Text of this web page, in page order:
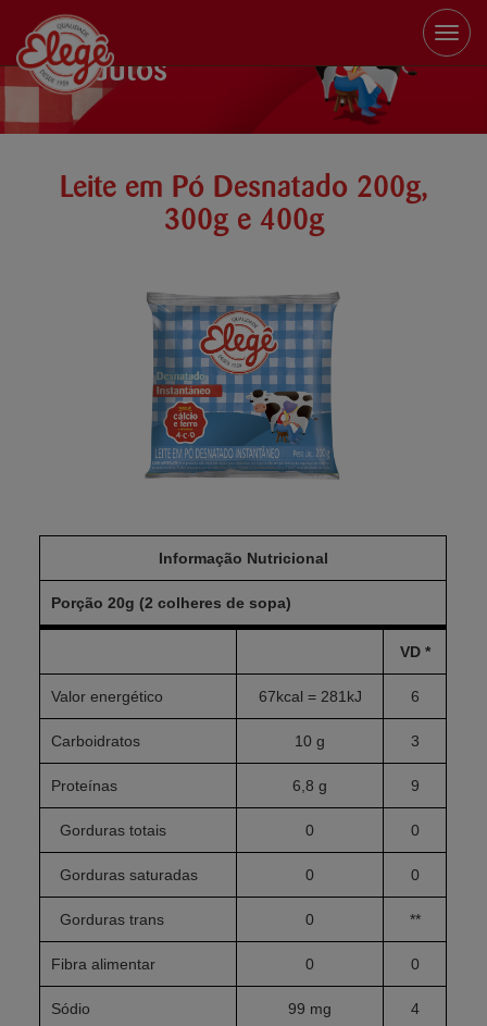
Toggle
Produtos
Leite em Pó Desnatado 200g,
300g e 400g
Informação Nutricional
Porção 20g (2 colheres de sopa)
VD *
Valor energético 67kcal = 281kJ 6
Carboidratos 10 g 3
Proteínas 6,8 g 9
Gorduras totais 0 0
Gorduras saturadas 0 0
Gorduras trans 0 **
Fibra alimentar 0 0
Sódio 99 mg 4